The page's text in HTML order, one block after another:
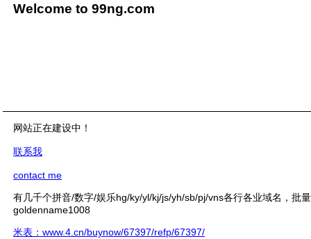
Welcome to 99ng.com
网站正在建设中！
联系我
contact me
有几千个拼音/数字/娱乐hg/ky/yl/kj/js/yh/sb/pj/vns各行各业域名，批
goldenname1008
米表：www.4.cn/buynow/67397/refp/67397/